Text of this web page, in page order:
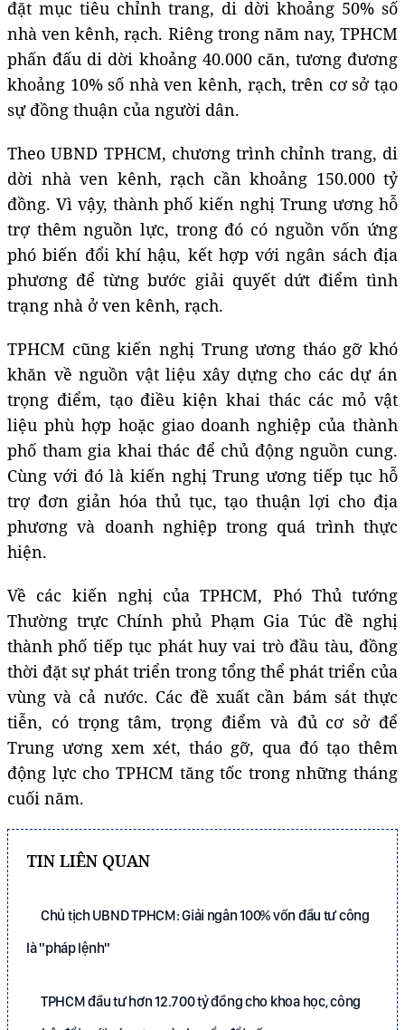
đặt mục tiêu chỉnh trang, di dời khoảng 50% số
nhà ven kênh, rạch. Riêng trong năm nay, TPHCM
phấn đấu di dời khoảng 40.000 căn, tương đương
khoảng 10% số nhà ven kênh, rạch, trên cơ sở tạo
sự đồng thuận của người dân.
Theo UBND TPHCM, chương trình chỉnh trang, di
dời nhà ven kênh, rạch cần khoảng 150.000 tỷ
đồng. Vì vậy, thành phố kiến nghị Trung ương hỗ
trợ thêm nguồn lực, trong đó có nguồn vốn ứng
phó biến đổi khí hậu, kết hợp với ngân sách địa
phương để từng bước giải quyết dứt điểm tình
trạng nhà ở ven kênh, rạch.
TPHCM cũng kiến nghị Trung ương tháo gỡ khó
khăn về nguồn vật liệu xây dựng cho các dự án
trọng điểm, tạo điều kiện khai thác các mỏ vật
liệu phù hợp hoặc giao doanh nghiệp của thành
phố tham gia khai thác để chủ động nguồn cung.
Cùng với đó là kiến nghị Trung ương tiếp tục hỗ
trợ đơn giản hóa thủ tục, tạo thuận lợi cho địa
phương và doanh nghiệp trong quá trình thực
hiện.
Về các kiến nghị của TPHCM, Phó Thủ tướng
Thường trực Chính phủ Phạm Gia Túc đề nghị
thành phố tiếp tục phát huy vai trò đầu tàu, đồng
thời đặt sự phát triển trong tổng thể phát triển của
vùng và cả nước. Các đề xuất cần bám sát thực
tiễn, có trọng tâm, trọng điểm và đủ cơ sở để
Trung ương xem xét, tháo gỡ, qua đó tạo thêm
động lực cho TPHCM tăng tốc trong những tháng
cuối năm.
TIN LIÊN QUAN
Chủ tịch UBND TPHCM: Giải ngân 100% vốn đầu tư công
là "pháp lệnh"
TPHCM đầu tư hơn 12.700 tỷ đồng cho khoa học, công